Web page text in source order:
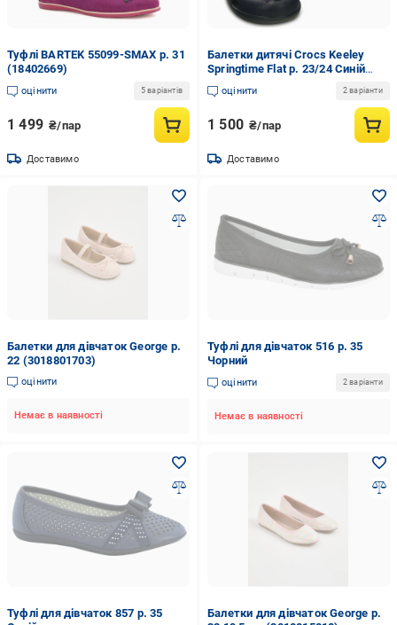
Туфлі BARTEK 55099-SMAX р. 31
(18402669)
оцінити 5 варіантів
1 499 ₴/пар
Доставимо
Балетки дитячі Crocs Keeley
Springtime Flat р. 23/24 Синій
(9041)
оцінити 2 варіанти
1 500 ₴/пар
Доставимо
Балетки для дівчаток George р.
22 (3018801703)
оцінити
Немає в наявності
Туфлі для дівчаток 516 р. 35
Чорний
оцінити 2 варіанти
Немає в наявності
Туфлі для дівчаток 857 р. 35
Балетки для дівчаток George р.